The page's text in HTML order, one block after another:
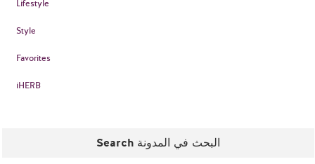
Lifestyle
Style
Favorites
iHERB
Search البحث في المدونة